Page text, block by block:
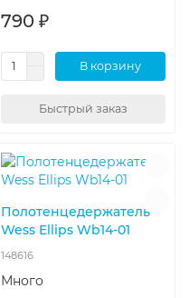
790 ₽
В корзину
Быстрый заказ
Полотенцедержатель
Wess Ellips Wb14-01
148616
Много